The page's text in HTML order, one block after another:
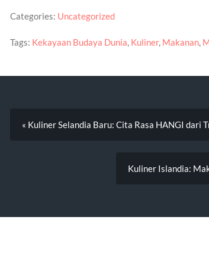
Categories: Uncategorized
Tags: Kekayaan Budaya Dunia, Kuliner, Makanan,
« Kuliner Selandia Baru: Cita Rasa HANGI dari
Kuliner Islandia: